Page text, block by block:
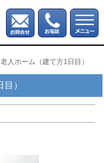
人ホーム（建て方1日目）
）